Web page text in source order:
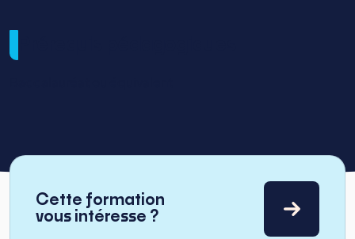
Cette formation
vous intéresse ?